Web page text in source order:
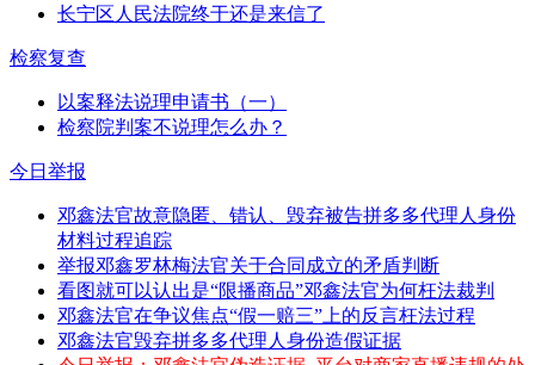
长宁区人民法院终于还是来信了
检察复查
以案释法说理申请书（一）
检察院判案不说理怎么办？
今日举报
邓鑫法官故意隐匿、错认、毁弃被告拼多多代理人身份
材料过程追踪
举报邓鑫罗林梅法官关于合同成立的矛盾判断
看图就可以认出是“限播商品”邓鑫法官为何枉法裁判
邓鑫法官在争议焦点“假一赔三”上的反言枉法过程
邓鑫法官毁弃拼多多代理人身份造假证据